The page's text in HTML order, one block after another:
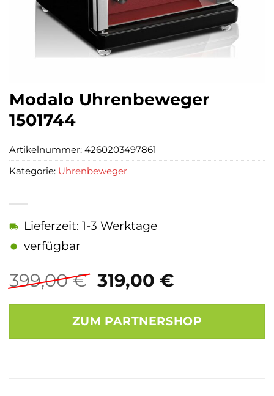
Modalo Uhrenbeweger
1501744
399,00€ Ursprünglicher
Preis
war:
399,00 €
319,00 €Aktueller
ist:
319,00 €.
Lieferzeit: 1-3 Werktage
verfügbar
ZUM PARTNERSHOP
Artikelnummer: 4260203497861
Kategorie: Uhrenbeweger